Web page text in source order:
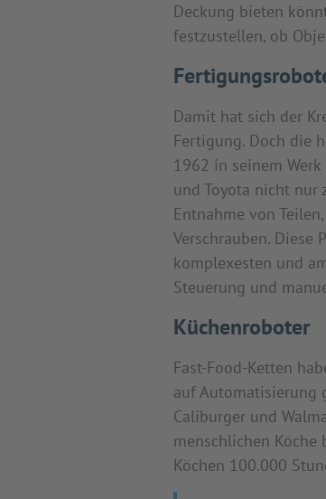
Deckung bieten
festzustellen, ob
Damit hat sich der
Fertigung. Doch die
1962 in seinem
und Toyota nicht nur
Entnahme von
Verschrauben. Diese
komplexesten und
Steuerung und
Küchenroboter
Fast-Food-Ketten
auf Automatisierung
Caliburger und
menschlichen Köche
Köchen 100.000